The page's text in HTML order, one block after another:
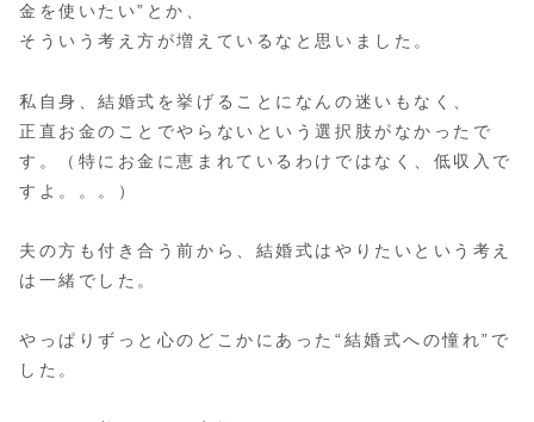
金を使いたい”とか、
そういう考え方が増えているなと思いました。
私自身、結婚式を挙げることになんの迷いもなく、
正直お金のことでやらないという選択肢がなかったで
す。（特にお金に恵まれているわけではなく、低収入で
すよ。。。）
夫の方も付き合う前から、結婚式はやりたいという考え
は一緒でした。
やっぱりずっと心のどこかにあった“結婚式への憧れ”で
した。